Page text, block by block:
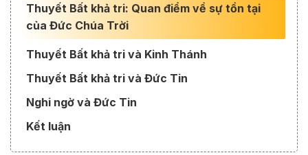
Thuyết Bất khả tri: Quan điểm về sự tồn tại
của Đức Chúa Trời
Thuyết Bất khả tri và Kinh Thánh
Thuyết Bất khả tri và Đức Tin
Nghi ngờ và Đức Tin
Kết luận